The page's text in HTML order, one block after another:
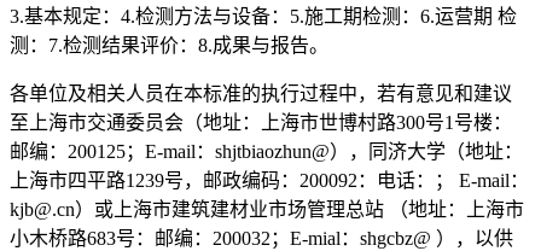
3.基本规定：4.检测方法与设备：5.施工期检测：6.运营期 检
测：7.检测结果评价：8.成果与报告。
各单位及相关人员在本标准的执行过程中，若有意见和建议
至上海市交通委员会（地址：上海市世博村路300号1号楼：
邮编：200125；E-mail：shjtbiaozhun@），同济大学（地址：
上海市四平路1239号，邮政编码：200092：电话：； E-mail：
kjb@.cn）或上海市建筑建材业市场管理总站 （地址：上海市
小木桥路683号：邮编：200032；E-mial：shgcbz@ ），以供